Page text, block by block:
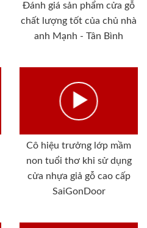
Đánh giá sản phẩm cửa gỗ
chất lượng tốt của chủ nhà
anh Mạnh - Tân Bình
Cô hiệu trưởng lớp mầm
non tuổi thơ khi sử dụng
cửa nhựa giả gỗ cao cấp
SaiGonDoor